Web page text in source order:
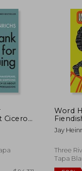
Cicero,
the
Inglés)
Word
Guide
Lines
Jay
Three
Tapa